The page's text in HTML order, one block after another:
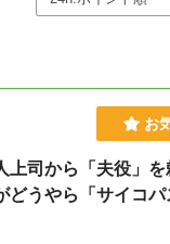
お
上司から「夫役」
どうやら「サイコ